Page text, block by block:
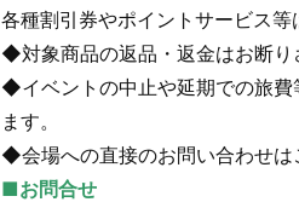
各種割引券やポイントサービス
◆対象商品の返品・返金はお断り
◆イベントの中止や延期での旅費
ます。
◆会場への直接のお問い合わせは
■お問合せ